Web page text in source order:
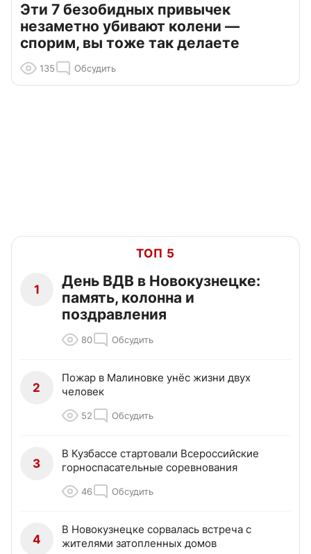
Эти 7 безобидных привычек
незаметно убивают колени —
спорим, вы тоже так делаете
135 Обсудить
ТОП 5
1
День ВДВ в Новокузнецке:
память, колонна и
поздравления
80 Обсудить
2
Пожар в Малиновке унёс жизни двух
человек
52 Обсудить
3
В Кузбассе стартовали Всероссийские
горноспасательные соревнования
46 Обсудить
4
В Новокузнецке сорвалась встреча с
жителями затопленных домов